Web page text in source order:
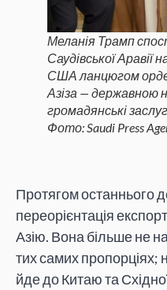
Меланія Трамп
Саудівської
США ланцюгом
Азіза — державною
громадянські
Фото: Saudi Press
Протягом останнього
переорієнтація
Азію. Вона більше не
тих самих пропорціях;
йде до Китаю та